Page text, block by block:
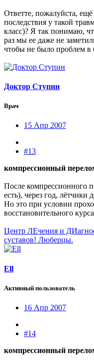
Ответте, пожалуйста,
последствия у такой
класс)? Я так понимаю,
раз мы ее даже не
чтобы не было проблем в
Доктор Ступин
Врач
15 Апр 2007
#13
компрессионный
После компрессионного
есть), через год, лётчики
Но это при условии
восстановительного
Центр ЛЕчения и
суставов! Люберцы.
Ell
Активный пользователь
16 Апр 2007
#14
компрессионный